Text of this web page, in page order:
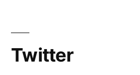
Twitter